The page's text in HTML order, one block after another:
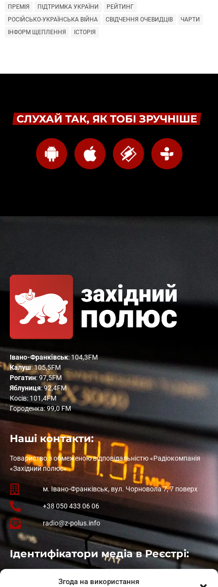
Згода на використання
ПРЕМІЯ
ПІДТРИМКА УКРАЇНИ
РЕЙТИНГ
РОСІЙСЬКО-УКРАЇНСЬКА ВІЙНА
СВІДЧЕННЯ ОЧЕВИДЦІВ
ЧАРТИ
ІНФОРМ ЩЕПЛЕННЯ
ІСТОРІЯ
СЛУХАЙ ТАК, ЯК ТОБІ ЗРУЧНІШЕ
Івано-Франківськ: 104,3FM
Калуш: 105,5FM
Рогатин: 97,5FM
Яблуниця: 92,4FM
Косів: 101,4FM
Городенка: 99,0 FM
Наші контакти:
Товариство з обмеженою відповідальністю «Радіокомпанія
«Західний полюс»
м. Івано-Франківськ, вул. Чорновола 7, 7 поверх
+38 050 433 06 06
radio@z-polus.info
Ідентифікатори медіа в Реєстрі:
: L11-01410